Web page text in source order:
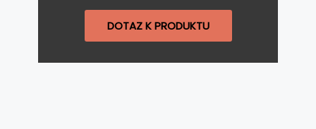
DOTAZ K PRODUKTU